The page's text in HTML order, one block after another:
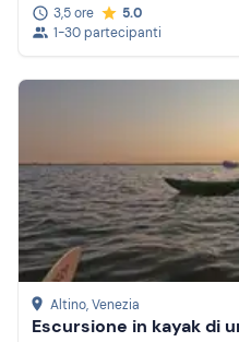
3,5 ore
5.0
1-30 partecipanti
Altino, Venezia
Escursione in kayak di